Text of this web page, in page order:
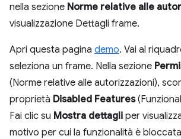
nella sezione Norme relative alle
visualizzazione Dettagli frame.
Apri questa pagina demo. Vai al
seleziona un frame. Nella sezione
(Norme relative alle autorizzazioni),
proprietà Disabled Features
Fai clic su Mostra dettagli per
motivo per cui la funzionalità è